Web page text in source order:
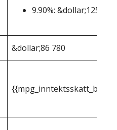
9.90%:
&dollar;86 780